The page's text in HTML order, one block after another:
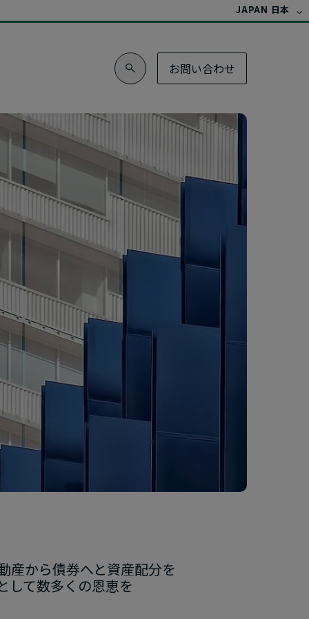
JAPAN 日本
お問い​合わせ
トレンド
ナ研究所
ースXが​示すプライベート市場の​
性
イベート・インフラストラクチャー：
トフォリオに​欠かせない​新たな​資産
ナ研究所
タナティブ投資の​可能性を​理解する
向けた​投資
クレジット
クレジット戦略の​パイオニアが​
運用
産から​債券へと​資産配分を​
して​数多くの​恩恵を​